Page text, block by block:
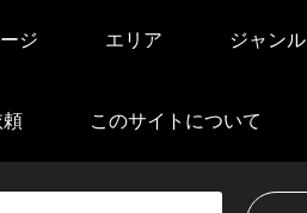
ジ エリア ジャンル
頼 このサイトについて